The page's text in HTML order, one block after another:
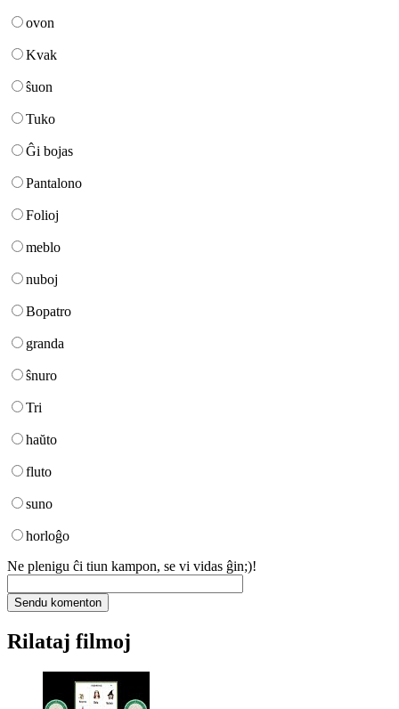
ovon
Kvak
ŝuon
Tuko
Ĝi bojas
Pantalono
Folioj
meblo
nuboj
Bopatro
granda
ŝnuro
Tri
haŭto
fluto
suno
horloĝo
Ne plenigu ĉi tiun kampon, se vi vidas ĝin;)!
Rilataj filmoj